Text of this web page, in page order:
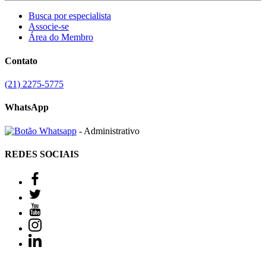
Busca por especialista
Associe-se
Área do Membro
Contato
(21) 2275-5775
WhatsApp
- Administrativo
REDES SOCIAIS